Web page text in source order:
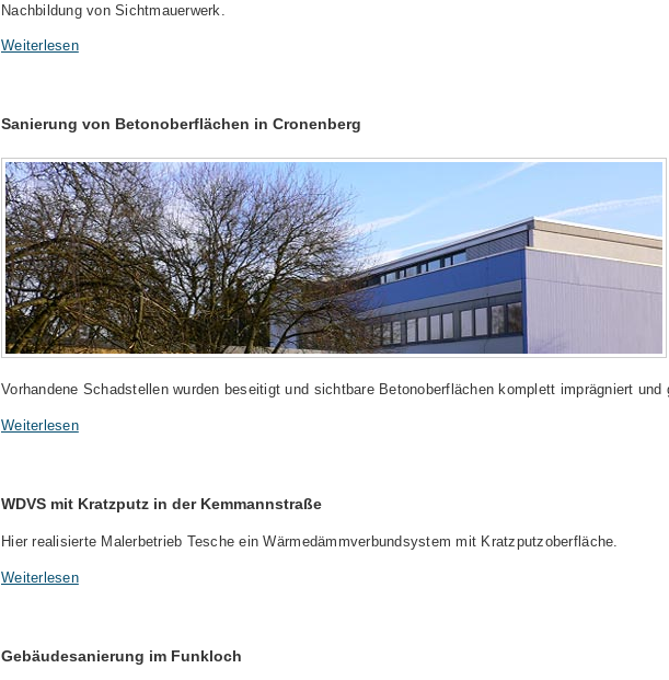
Nachbildung von Sichtmauerwerk.
Weiterlesen
Sanierung von Betonoberflächen in Cronenberg
Vorhandene Schadstellen wurden beseitigt und sichtbare Betonoberflächen komplett imprägniert und
Weiterlesen
WDVS mit Kratzputz in der Kemmannstraße
Hier realisierte Malerbetrieb Tesche ein Wärmedämmverbundsystem mit Kratzputzoberfläche.
Weiterlesen
Gebäudesanierung im Funkloch